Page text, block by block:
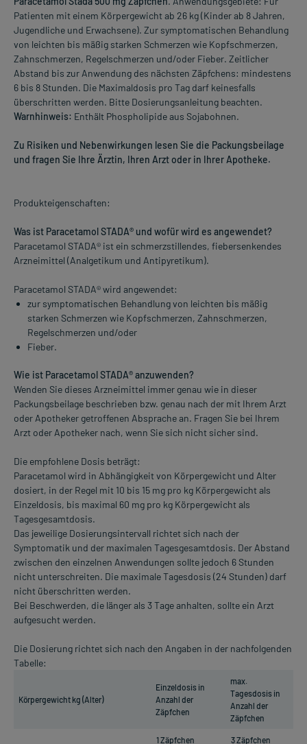
Patienten mit einem Körpergewicht ab 26 kg (Kinder ab 8 Jahren,
Jugendliche und Erwachsene). Zur symptomatischen Behandlung
von leichten bis mäßig starken Schmerzen wie Kopfschmerzen,
Zahnschmerzen, Regelschmerzen und/oder Fieber. Zeitlicher
Abstand bis zur Anwendung des nächsten Zäpfchens: mindestens
6 bis 8 Stunden. Die Maximaldosis pro Tag darf keinesfalls
überschritten werden. Bitte Dosierungsanleitung beachten.
Warnhinweis: Enthält Phospholipide aus Sojabohnen.
Zu Risiken und Nebenwirkungen lesen Sie die Packungsbeilage
und fragen Sie Ihre Ärztin, Ihren Arzt oder in Ihrer Apotheke.
Produkteigenschaften:
Was ist Paracetamol STADA® und wofür wird es angewendet?
Paracetamol STADA® ist ein schmerzstillendes, fiebersenkendes
Arzneimittel (Analgetikum und Antipyretikum).
Paracetamol STADA® wird angewendet:
zur symptomatischen Behandlung von leichten bis mäßig
starken Schmerzen wie Kopfschmerzen, Zahnschmerzen,
Regelschmerzen und/oder
Fieber.
Wie ist Paracetamol STADA® anzuwenden?
Wenden Sie dieses Arzneimittel immer genau wie in dieser
Packungsbeilage beschrieben bzw. genau nach der mit Ihrem Arzt
oder Apotheker getroffenen Absprache an. Fragen Sie bei Ihrem
Arzt oder Apotheker nach, wenn Sie sich nicht sicher sind.
Die empfohlene Dosis beträgt:
Paracetamol wird in Abhängigkeit von Körpergewicht und Alter
dosiert, in der Regel mit 10 bis 15 mg pro kg Körpergewicht als
Einzeldosis, bis maximal 60 mg pro kg Körpergewicht als
Tagesgesamtdosis.
Das jeweilige Dosierungsintervall richtet sich nach der
Symptomatik und der maximalen Tagesgesamtdosis. Der Abstand
zwischen den einzelnen Anwendungen sollte jedoch 6 Stunden
nicht unterschreiten. Die maximale Tagesdosis (24 Stunden) darf
nicht überschritten werden.
Bei Beschwerden, die länger als 3 Tage anhalten, sollte ein Arzt
aufgesucht werden.
Die Dosierung richtet sich nach den Angaben in der nachfolgenden
Tabelle:
Körpergewicht kg (Alter)
Einzeldosis in
Anzahl der
Zäpfchen
max.
Tagesdosis in
Anzahl der
Zäpfchen
1 Zäpfchen
3 Zäpfchen